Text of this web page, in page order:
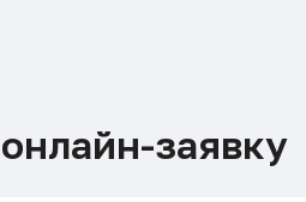
заявку